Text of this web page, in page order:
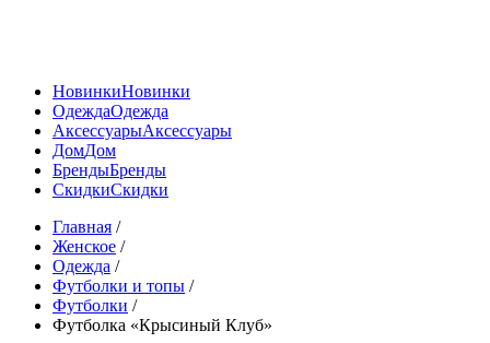
НовинкиНовинки
ОдеждаОдежда
АксессуарыАксессуары
ДомДом
БрендыБренды
СкидкиСкидки
Главная /
Женское /
Одежда /
Футболки и топы /
Футболки /
Футболка «Крысиный Клуб»